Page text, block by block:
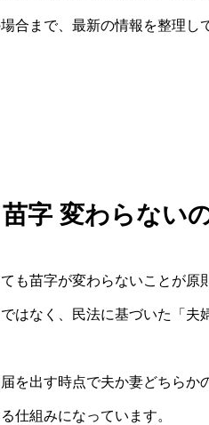
合まで、最新の情報を整理し
字 変わらない
も苗字が変わらないことが原
はなく、民法に基づいた「
を出す時点で夫か妻どちら
仕組みになっています。